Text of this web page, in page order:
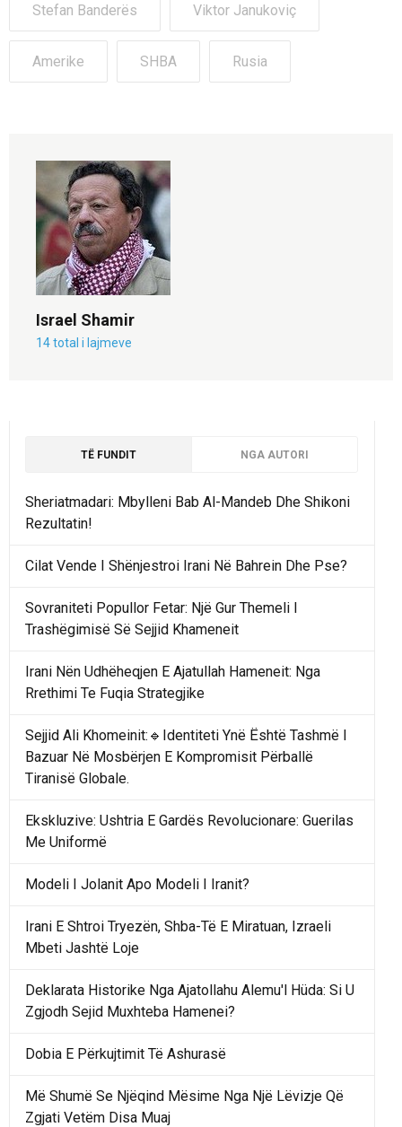
Stefan Banderës Viktor Janukoviç
Amerike SHBA Rusia
Israel Shamir
14 total i lajmeve
TË FUNDIT NGA AUTORI
Sheriatmadari: Mbylleni Bab Al-Mandeb Dhe Shikoni
Rezultatin!
Cilat Vende I Shënjestroi Irani Në Bahrein Dhe Pse?
Sovraniteti Popullor Fetar: Një Gur Themeli I
Trashëgimisë Së Sejjid Khameneit
Irani Nën Udhëheqjen E Ajatullah Hameneit: Nga
Rrethimi Te Fuqia Strategjike
Sejjid Ali Khomeinit:🔹Identiteti Ynë Është Tashmë I
Bazuar Në Mosbërjen E Kompromisit Përballë
Tiranisë Globale.
Ekskluzive: Ushtria E Gardës Revolucionare: Guerilas
Me Uniformë
Modeli I Jolanit Apo Modeli I Iranit?
Irani E Shtroi Tryezën, Shba-Të E Miratuan, Izraeli
Mbeti Jashtë Loje
Deklarata Historike Nga Ajatollahu Alemu'l Hüda: Si U
Zgjodh Sejid Muxhteba Hamenei?
Dobia E Përkujtimit Të Ashurasë
Më Shumë Se Njëqind Mësime Nga Një Lëvizje Që
Zgjati Vetëm Disa Muaj